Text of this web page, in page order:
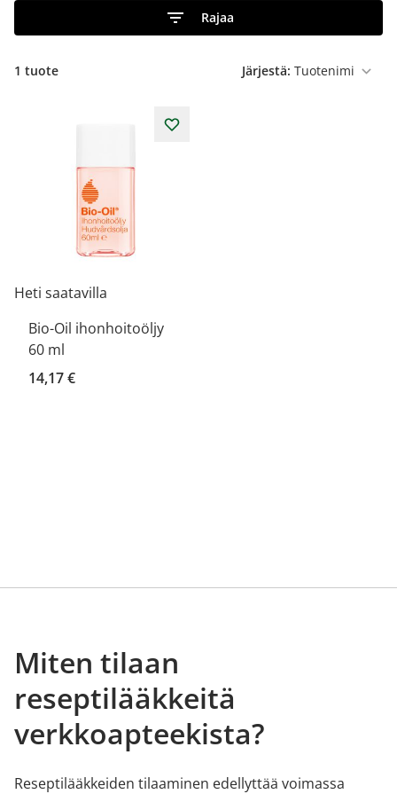
Rajaa
1 tuote Järjestä:
Heti saatavilla
Bio-Oil ihonhoitoöljy
60 ml
14,17 €
Miten tilaan
reseptilääkkeitä
verkkoapteekista?
Reseptilääkkeiden tilaaminen edellyttää voimassa